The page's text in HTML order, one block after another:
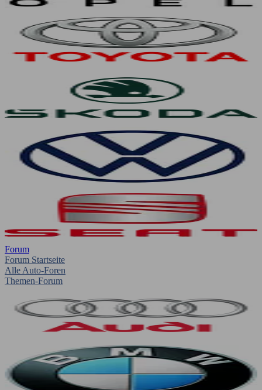
Forum
Forum Startseite
Alle Auto-Foren
Themen-Forum